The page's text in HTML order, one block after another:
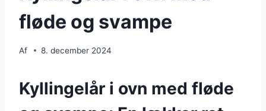
fløde og svampe
Af 8. december 2024
Kyllingelår i ovn med fløde